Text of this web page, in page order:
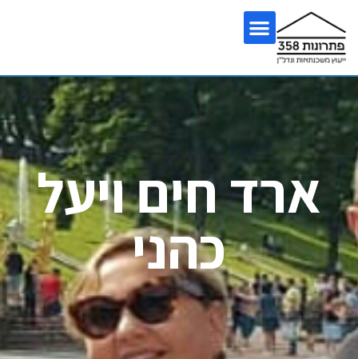
ארד חים ויעל
כהני